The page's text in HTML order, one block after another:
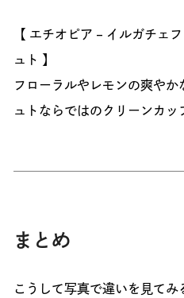
【 エチオピア – イルガチェ
ュト 】
フローラルやレモンの爽や
ュトならではのクリーンカッ
まとめ
こうして写真で違いを見て